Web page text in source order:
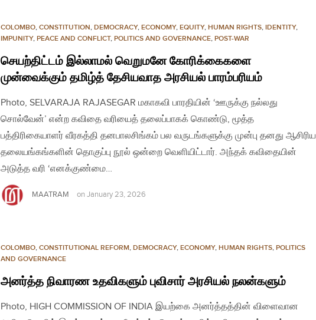
COLOMBO, CONSTITUTION, DEMOCRACY, ECONOMY, EQUITY, HUMAN RIGHTS, IDENTITY,
IMPUNITY, PEACE AND CONFLICT, POLITICS AND GOVERNANCE, POST-WAR
செயற்திட்டம் இல்லாமல் வெறுமனே கோரிக்கைகளை
முன்வைக்கும் தமிழ்த் தேசியவாத அரசியல் பாரம்பரியம்
Photo, SELVARAJA RAJASEGAR மகாகவி பாரதியின் ‘ஊருக்கு நல்லது
சொல்வேன்’ என்ற கவிதை வரியைத் தலைப்பாகக் கொண்டு, மூத்த
பத்திரிகையாளர் வீரகத்தி தனபாலசிங்கம் பல வருடங்களுக்கு முன்பு தனது ஆசிரிய
தலையங்கங்களின் தொகுப்பு நூல் ஒன்றை வெளியிட்டார். அந்தக் கவிதையின்
அடுத்த வரி ‘எனக்குண்மை…
MAATRAM on January 23, 2026
COLOMBO, CONSTITUTIONAL REFORM, DEMOCRACY, ECONOMY, HUMAN RIGHTS, POLITICS
AND GOVERNANCE
அனர்த்த நிவாரண உதவிகளும் புவிசார் அரசியல் நலன்களும்
Photo, HIGH COMMISSION OF INDIA இயற்கை அனர்த்தத்தின் விளைவான